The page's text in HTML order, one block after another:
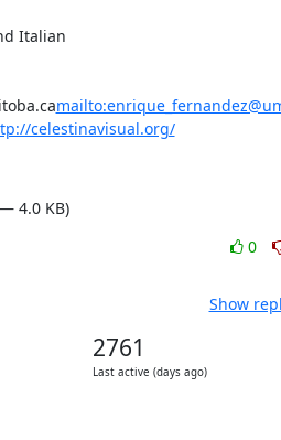
Italian
celestinavisual.org/
4.0 KB)
0
Show
2761
Last active (days ago)